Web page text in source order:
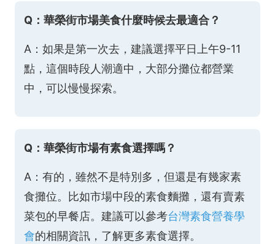
Q：華榮街市場美食什麼時候去最適合？
A：如果是第一次去，建議選擇平日上午9-11
點，這個時段人潮適中，大部分攤位都營業
中，可以慢慢探索。
Q：華榮街市場有素食選擇嗎？
A：有的，雖然不是特別多，但還是有幾家素
食攤位。比如市場中段的素食麵攤，還有賣素
菜包的早餐店。建議可以參考台灣素食營養學
會的相關資訊，了解更多素食選擇。